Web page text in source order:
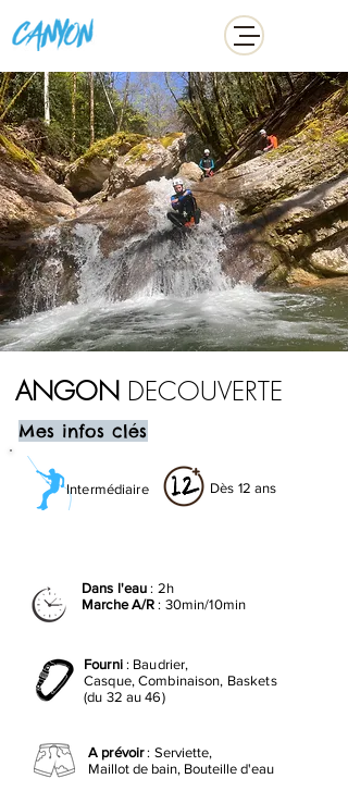
ANGON DECOUVERTE
Mes infos clés
Intermédiaire Dès 12 ans
Dans l'eau : 2h
Marche A/R: 30min/10min
Fourni: Baudrier,
Casque, Combinaison, Baskets
(du 32 au 46)
A prévoir: Serviette,
Maillot de bain, Bouteille d'eau